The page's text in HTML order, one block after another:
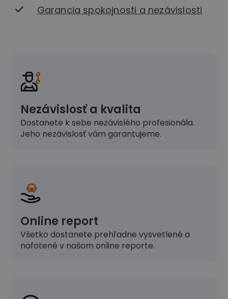
Garancia spokojnosti a nezávislosti
Nezávislosť a kvalita
Dostanete k sebe nezávislého profesionála.
Jeho nezávislosť vám garantujeme.
Online report
Všetko dostanete prehľadne vysvetlené a
nafotené v našom online reporte.